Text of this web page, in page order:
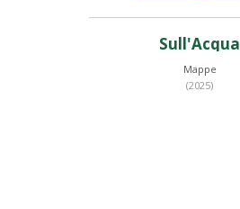
Sull'Acqua
Mappe
(2025)